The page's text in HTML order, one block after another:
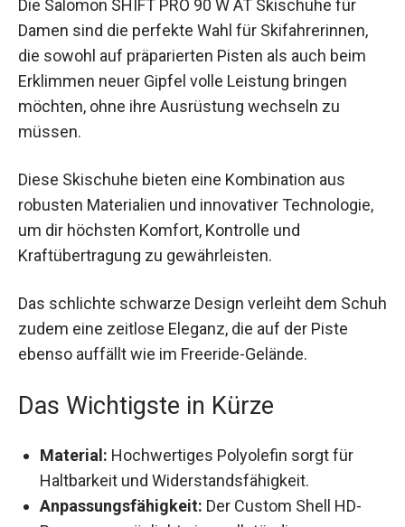
Die Salomon SHIFT PRO 90 W AT Skischuhe für
Damen sind die perfekte Wahl für Skifahrerinnen,
die sowohl auf präparierten Pisten als auch beim
Erklimmen neuer Gipfel volle Leistung bringen
möchten, ohne ihre Ausrüstung wechseln zu
müssen.
Diese Skischuhe bieten eine Kombination aus
robusten Materialien und innovativer Technologie,
um dir höchsten Komfort, Kontrolle und
Kraftübertragung zu gewährleisten.
Das schlichte schwarze Design verleiht dem
Schuh zudem eine zeitlose Eleganz, die auf der
Piste ebenso auffällt wie im Freeride-Gelände.
Das Wichtigste in Kürze
Material: Hochwertiges Polyolefin sorgt für
Haltbarkeit und Widerstandsfähigkeit.
Anpassungsfähigkeit: Der Custom Shell HD-